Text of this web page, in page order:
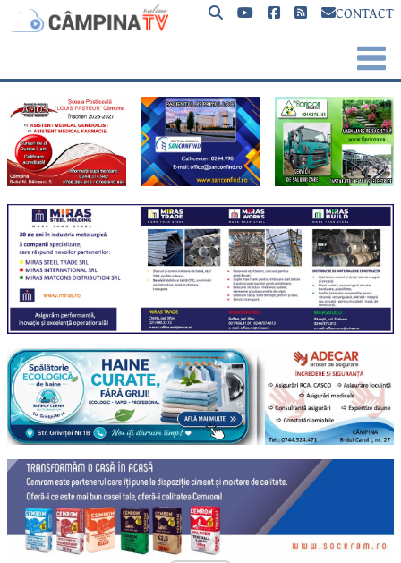
CONTACT